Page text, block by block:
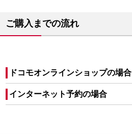
ご購入までの流れ
ドコモオンラインショップの場合
インターネット予約の場合